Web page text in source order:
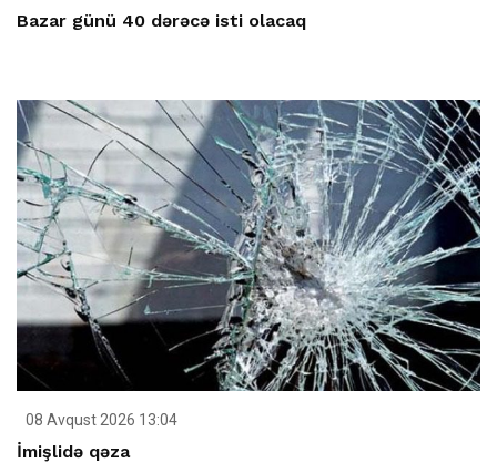
Bazar günü 40 dərəcə isti olacaq
08 Avqust 2026 13:04
İmişlidə qəza